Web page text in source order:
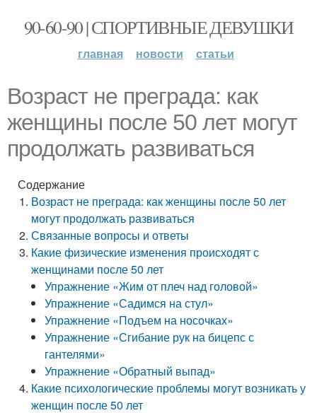
90-60-90 | СПОРТИВНЫЕ ДЕВУШКИ
главная новости статьи
Возраст не преграда: как
женщины после 50 лет могут
продолжать развиваться
Содержание
Возраст не преграда: как женщины после 50 лет
могут продолжать развиваться
Связанные вопросы и ответы
Какие физические изменения происходят с
женщинами после 50 лет
Упражнение «Жим от плеч над головой»
Упражнение «Садимся на стул»
Упражнение «Подъем на носочках»
Упражнение «Сгибание рук на бицепс с
гантелями»
Упражнение «Обратный выпад»
Какие психологические проблемы могут возникать у
женщин после 50 лет